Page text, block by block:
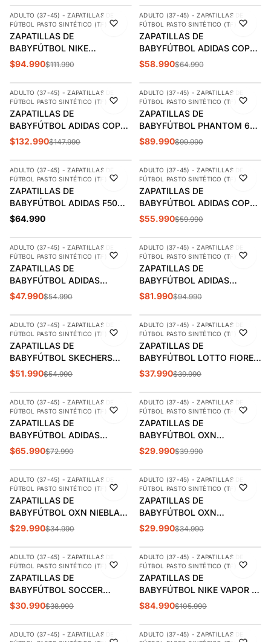
-15%
ADULTO (37-45) - ZAPATILLAS DE
FÚTBOL PASTO SINTÉTICO (TF)
ZAPATILLAS DE
BABYFÚTBOL NIKE
PHANTOM LUNA 2
FJ2566-400
$94.990$111.990
-9%
ADULTO (37-45) - ZAPATILLAS DE
FÚTBOL PASTO SINTÉTICO (TF)
ZAPATILLAS DE
BABYFÚTBOL ADIDAS COPA
PURE 3 CLUB TF ADULTO |
$58.990$64.990
-10%
AGREGAR
ADULTO (37-45) - ZAPATILLAS DE
FÚTBOL PASTO SINTÉTICO (TF)
ZAPATILLAS DE
BABYFÚTBOL ADIDAS COPA
MUNDIAL ADULTO | 019228
$132.990$147.990
-10%
AGREGAR
ADULTO (37-45) - ZAPATILLAS DE
FÚTBOL PASTO SINTÉTICO (TF)
ZAPATILLAS DE
BABYFÚTBOL PHANTOM 6
LOW ACADEMY ADULTO |
$89.990$99.990
NUEVO
AGREGAR
ADULTO (37-45) - ZAPATILLAS DE
FÚTBOL PASTO SINTÉTICO (TF)
ZAPATILLAS DE
BABYFÚTBOL ADIDAS F50
HYPERFAST CLUB TF
$64.990
-7%
ÚLTIMAS 3
AGREGAR
ADULTO (37-45) - ZAPATILLAS DE
FÚTBOL PASTO SINTÉTICO (TF)
ZAPATILLAS DE
BABYFÚTBOL ADIDAS COPA
PURE 3 CLUB TF ADULTO |
$55.990$59.990
-13%
ÚLTIMA 1
AGREGAR
ADULTO (37-45) - ZAPATILLAS DE
FÚTBOL PASTO SINTÉTICO (TF)
ZAPATILLAS DE
BABYFÚTBOL ADIDAS
GOLETTO IX TF ADULTO |
$47.990$54.990
-14%
AGREGAR
ADULTO (37-45) - ZAPATILLAS DE
FÚTBOL PASTO SINTÉTICO (TF)
ZAPATILLAS DE
BABYFÚTBOL ADIDAS
PREDATOR 24 LEAGUE LOW
$81.990$94.990
-5%
ÚLTIMAS 2
AGREGAR
ADULTO (37-45) - ZAPATILLAS DE
FÚTBOL PASTO SINTÉTICO (TF)
ZAPATILLAS DE
BABYFÚTBOL SKECHERS
SKX_2 CLUB TF ADULTO |
$51.990$54.990
-5%
AGREGAR
ADULTO (37-45) - ZAPATILLAS DE
FÚTBOL PASTO SINTÉTICO (TF)
ZAPATILLAS DE
BABYFÚTBOL LOTTO FIORE
TF ADULTO | J0703
$37.990$39.990
-10%
AGREGAR
ADULTO (37-45) - ZAPATILLAS DE
FÚTBOL PASTO SINTÉTICO (TF)
ZAPATILLAS DE
BABYFÚTBOL ADIDAS
PREDATOR CLUB FT TF
$65.990$72.990
-25%
AGREGAR
ADULTO (37-45) - ZAPATILLAS DE
FÚTBOL PASTO SINTÉTICO (TF)
ZAPATILLAS DE
BABYFÚTBOL OXN
MUNDIALLI 3 ADULTO |
$29.990$39.990
-14%
ÚLTIMAS 3
AGREGAR
ADULTO (37-45) - ZAPATILLAS DE
FÚTBOL PASTO SINTÉTICO (TF)
ZAPATILLAS DE
BABYFÚTBOL OXN NIEBLA
SC ADULTO | OXCFSOH003
$29.990$34.990
-14%
ÚLTIMAS 3
AGREGAR
ADULTO (37-45) - ZAPATILLAS DE
FÚTBOL PASTO SINTÉTICO (TF)
ZAPATILLAS DE
BABYFÚTBOL OXN
VELOSTER ADULTO |
$29.990$34.990
-21%
AGREGAR
ADULTO (37-45) - ZAPATILLAS DE
FÚTBOL PASTO SINTÉTICO (TF)
ZAPATILLAS DE
BABYFÚTBOL SOCCER
NEGRO/FUCSIA ADULTO | SB-
$30.990$38.990
-20%
AGREGAR
ADULTO (37-45) - ZAPATILLAS DE
FÚTBOL PASTO SINTÉTICO (TF)
ZAPATILLAS DE
BABYFÚTBOL NIKE VAPOR 15
ACADEMY TF ADULTO |
$84.990$105.990
-10%
AGREGAR
ADULTO (37-45) - ZAPATILLAS DE
-19%
AGREGAR
ADULTO (37-45) - ZAPATILLAS DE